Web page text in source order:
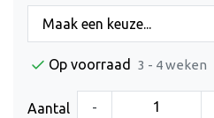
Maak een keuze...
Op voorraad 3 - 4 weken
Aantal -